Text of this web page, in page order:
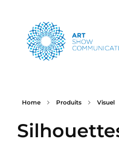
Home Produits Visuel